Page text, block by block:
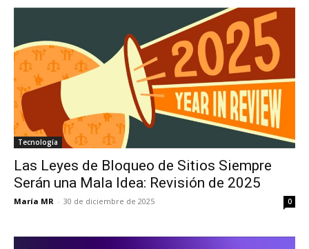
Tecnología
Las Leyes de Bloqueo de Sitios Siempre
Serán una Mala Idea: Revisión de 2025
María MR - 30 de diciembre de 2025 0